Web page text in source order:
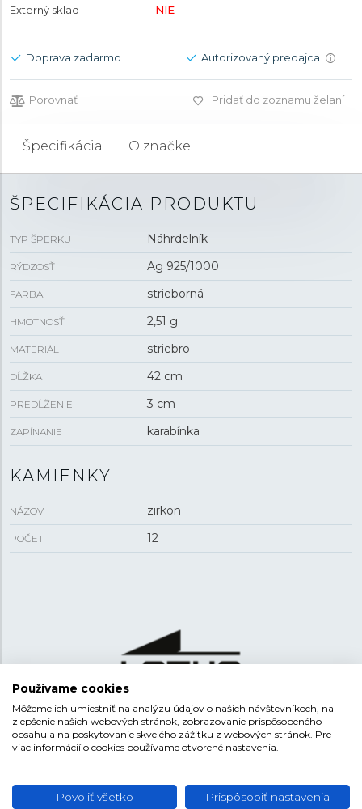
Externý sklad
NIE
Doprava zadarmo Autorizovaný predajca i
Porovnať Pridať do zoznamu želaní
Špecifikácia O značke
ŠPECIFIKÁCIA PRODUKTU
TYP ŠPERKU Náhrdelník
RÝDZOSŤ Ag 925/1000
FARBA strieborná
HMOTNOSŤ 2,51 g
MATERIÁL striebro
DĹŽKA 42 cm
PREDĹŽENIE 3 cm
ZAPÍNANIE karabínka
KAMIENKY
NÁZOV zirkon
POČET 12
Kolekcia šperkov Lotus Silver je synonymom pre
rýdzosťou 925/1000, čo zaručuje nielen vysokú kvalitu,
ale aj antialergické vlastnosti. Dizajn šperkov je moderný
Používame cookies
Môžeme ich umiestniť na analýzu údajov o našich návštevníkoch, na
zlepšenie našich webových stránok, zobrazovanie prispôsobeného
obsahu a na poskytovanie skvelého zážitku z webových stránok. Pre
viac informácií o cookies používame otvorené nastavenia.
Povoliť všetko Prispôsobiť nastavenia